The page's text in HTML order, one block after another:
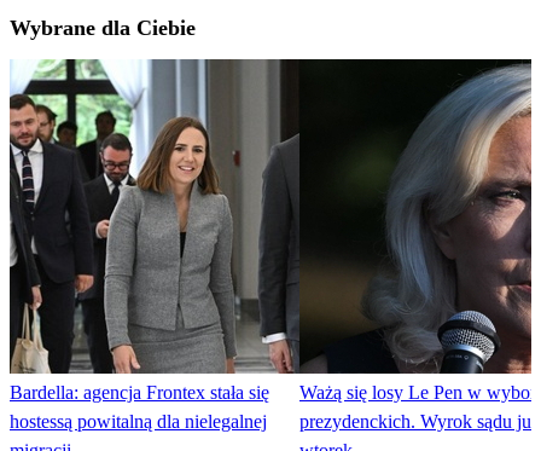
Wybrane dla Ciebie
Bardella: agencja Frontex stała się
hostessą powitalną dla nielegalnej
Ważą się losy Le Pen w
prezydenckich. Wyrok sądu